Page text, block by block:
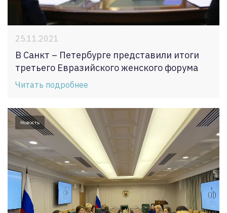
25.11.2021
В Санкт – Петербурге представили итоги
третьего Евразийского женского форума
Читать подробнее
Новость